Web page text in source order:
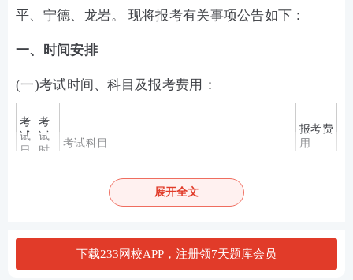
平、宁德、龙岩。 现将报考有关事项公告如下：
一、时间安排
(一)考试时间、科目及报考费用：
考
试
日
考
试
时
考试科目
报考费
用
9
0
建设工程经济 61
展开全文
下载233网校APP，注册领7天题库会员